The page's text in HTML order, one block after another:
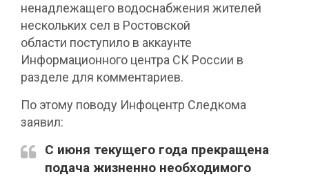
ненадлежащего водоснабжения жителей
нескольких сел в Ростовской
области поступило в аккаунте
Информационного центра СК России в
разделе для комментариев.
По этому поводу Инфоцентр Следкома
заявил:
С июня текущего года прекращена
подача жизненно необходимого